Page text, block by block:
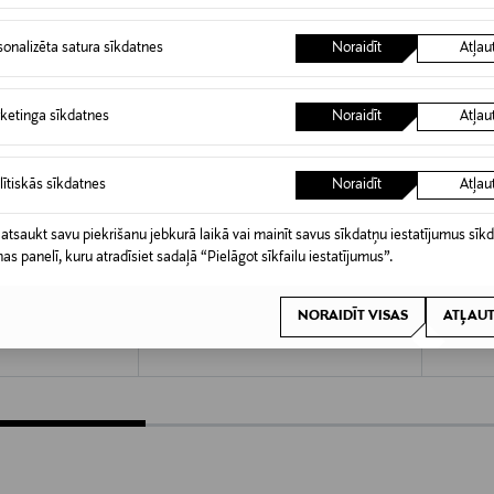
satura sīkdatnes Noraidīt
sīkdatnes Noraidīt
sīkdatnes Noraidīt
atsaukt savu piekrišanu jebkurā laikā vai mainīt savus sīkdatņu iestatījumus
panelī, kuru atradīsiet sadaļā “Pielāgot sīkfailu iestatījumus”.
NORAIDĪT VISAS
liela
Oglekļa šķiedras ķemme, plata